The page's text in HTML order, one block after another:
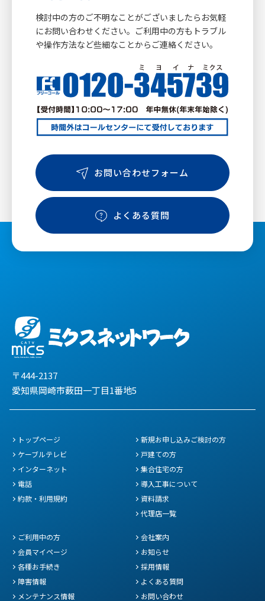
検討中の方のご不明なことがございましたらお気軽
にお問い合わせください。ご利用中の方もトラブル
や操作方法など些細なことからご連絡ください。
お問い合わせフォーム
よくある質問
〒444-2137
愛知県岡崎市薮田一丁目1番地5
トップページ
ケーブルテレビ
インターネット
電話
約款・利用規約
新規お申し込みご検討の方
戸建ての方
集合住宅の方
導入工事について
資料請求
代理店一覧
ご利用中の方
会員マイページ
各種お手続き
障害情報
メンテナンス情報
会社案内
お知らせ
採用情報
よくある質問
お問い合わせ